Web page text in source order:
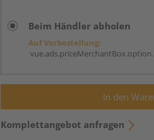
Beim Händler abholen
Auf Vorbestellung:
In den
Komplettangebot anfragen